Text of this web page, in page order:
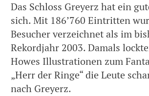
Das Schloss Greyerz hat ein
sich. Mit 186’760 Eintritten
Besucher verzeichnet als im
Rekordjahr 2003. Damals
Howes Illustrationen zum
„Herr der Ringe“ die Leute
nach Greyerz.